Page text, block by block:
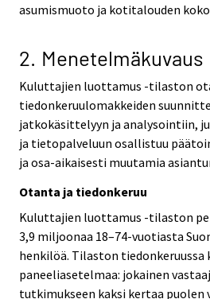
asumismuoto ja kotitalouden
2. Menetelmäkuvaus
Kuluttajien luottamus -tilaston
tiedonkeruulomakkeiden
jatkokäsittelyyn ja analysointiin,
ja tietopalveluun osallistuu
ja osa-aikaisesti muutamia
Otanta ja tiedonkeruu
Kuluttajien luottamus -tilaston
3,9 miljoonaa 18–74-vuotiasta
henkilöä. Tilaston
paneeliasetelmaa: jokainen
tutkimukseen kaksi kertaa puolen